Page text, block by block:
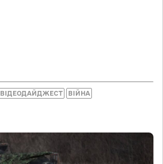
ВІДЕОДАЙДЖЕСТ ВІЙНА